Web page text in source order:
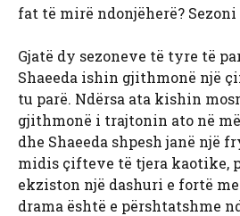
fat të mirë ndonjëherë? Sezoni
Gjatë dy sezoneve të tyre të
Shaeeda ishin gjithmonë një
tu parë. Ndërsa ata kishin
gjithmonë i trajtonin ato në
dhe Shaeeda shpesh janë një
midis çifteve të tjera kaotike,
ekziston një dashuri e fortë
drama është e përshtatshme